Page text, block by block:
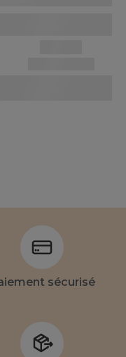
sécurisé